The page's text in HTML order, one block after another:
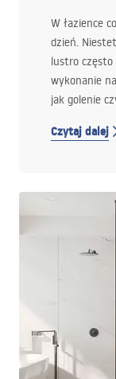
W łazience
dzień.
lustro często
wykonanie
jak golenie
czy
Czytaj dalej